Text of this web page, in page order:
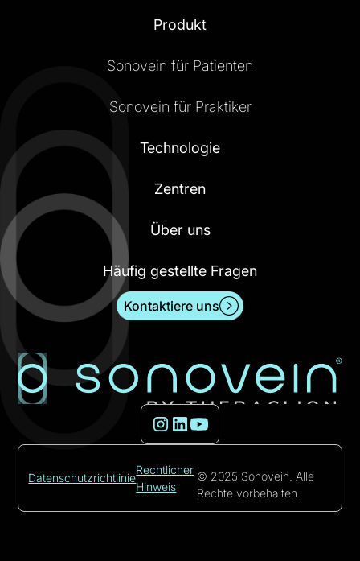
Produkt
Sonovein für Patienten
Sonovein für Praktiker
Technologie
Zentren
Über uns
Häufig gestellte Fragen
Kontaktiere uns
Datenschutzrichtlinie
Rechtlicher
Hinweis
© 2025 Sonovein. Alle
Rechte vorbehalten.